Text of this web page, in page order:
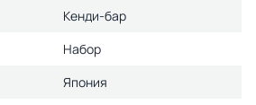
Кенди-бар
Набор
Япония